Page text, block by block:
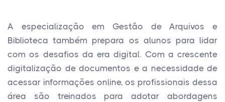
A especialização em Gestão de Arquivos e
Biblioteca também prepara os alunos para lidar
com os desafios da era digital. Com a crescente
digitalização de documentos e a necessidade de
acessar informações online, os profissionais dessa
área são treinados para adotar abordagens